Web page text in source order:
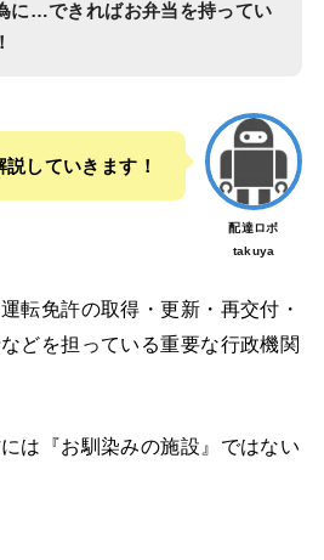
に…できればお弁当を持ってい
配達ロボ
takuya
していきます！
転免許の取得・更新・再交付・
どを担っている重要な行政機関
は『お馴染みの施設』ではない